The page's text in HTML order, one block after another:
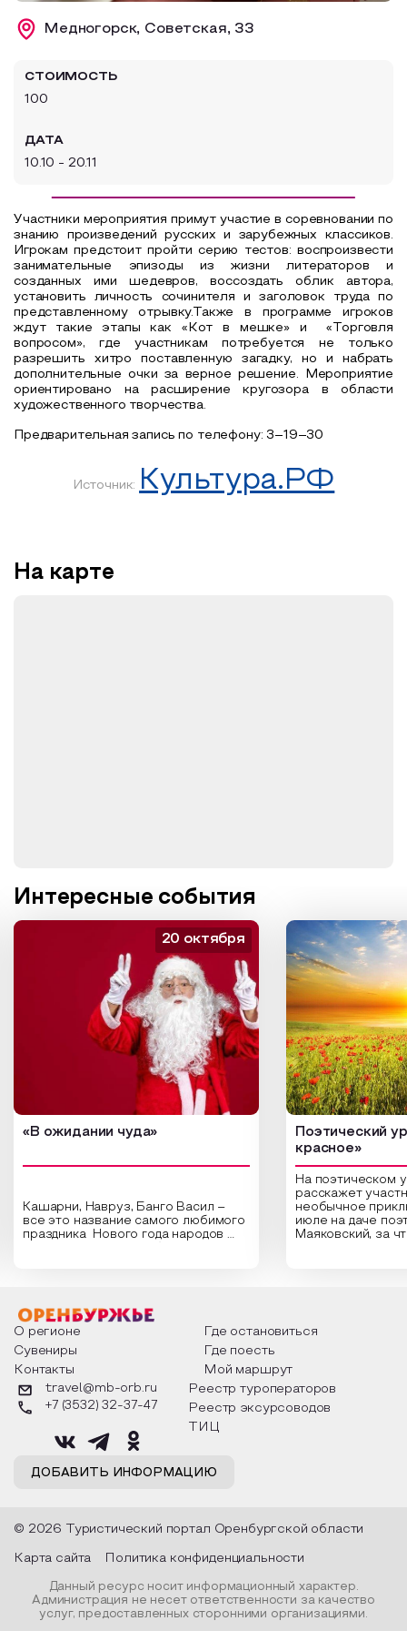
Образовательный туризм
Медногорск, Советская, 33
СТОИМОСТЬ
100
ДАТА
10.10 - 20.11
Участники мероприятия примут участие в соревновании по
знанию произведений русских и зарубежных классиков.
Игрокам предстоит пройти серию тестов: воспроизвести
занимательные эпизоды из жизни литераторов и
созданных ими шедевров, воссоздать облик автора,
установить личность сочинителя и заголовок труда по
представленному отрывку.Также в программе игроков
ждут такие этапы как «Кот в мешке» и «Торговля
вопросом», где участникам потребуется не только
разрешить хитро поставленную загадку, но и набрать
дополнительные очки за верное решение. Мероприятие
ориентировано на расширение кругозора в области
художественного творчества.
Предварительная запись по телефону: 3–19–30
Источник: Культура.РФ
На карте
Интересные события
«В ожидании чуда»
Кашарни, Навруз, Банго Васил –
все это название самого любимого
праздника Нового года народов
о том, как встречают новый год в
разных уголках страны, какие
обряды совершают на удачу и
благополучие, в чем схожи и
различаются традиции. Кто такой
Дед Мороз и откуда он пришел, как
его называют в разных уголках
страны и как появились елочные
20 октября
Поэтический
красное»
На поэтическом
расскажет
необычное
июле на даче
Маяковский, за
Твардовского и
каждой строчке
восхищение
яркому времени
О регионе
Где остановиться
Сувениры
Где поесть
Контакты
Мой маршрут
ДОБАВИТЬ ИНФОРМАЦИЮ
travel@mb-orb.ru
+7 (3532) 32-37-47
Реестр туроператоров
Реестр эксурсоводов
ТИЦ
© 2026 Туристический портал Оренбургской области
Карта сайта Политика конфиденциальности
Данный ресурс носит информационный характер.
Администрация не несет ответственности за качество
услуг, предоставленных сторонними организациями.